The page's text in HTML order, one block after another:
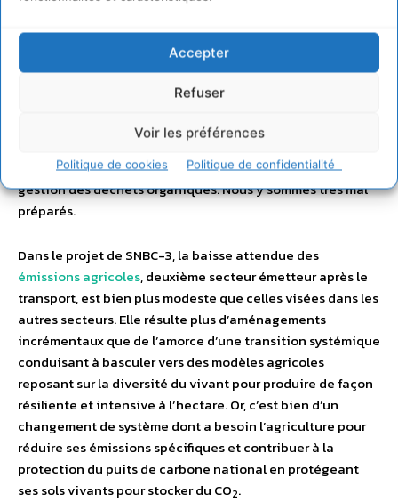
Accepter
Refuser
Voir les préférences
Politique de cookies Politique de confidentialité
Attention, carbone vivant !
Pour viser la neutralité climat, il ne suffit pas d’opérer la
transition énergétique en s’affranchissant de la
dépendance à l’énergie fossile. Il faut opérer une seconde
transformation systémique concernant les activités
travaillant le « carbone vivant » : l’agriculture, la forêt, la
gestion des déchets organiques. Nous y sommes très mal
préparés.
Dans le projet de SNBC-3, la baisse attendue des
émissions agricoles, deuxième secteur émetteur après le
transport, est bien plus modeste que celles visées dans les
autres secteurs. Elle résulte plus d’aménagements
incrémentaux que de l’amorce d’une transition systémique
conduisant à basculer vers des modèles agricoles
reposant sur la diversité du vivant pour produire de façon
résiliente et intensive à l’hectare. Or, c’est bien d’un
changement de système dont a besoin l’agriculture pour
réduire ses émissions spécifiques et contribuer à la
protection du puits de carbone national en protégeant
ses sols vivants pour stocker du CO2.